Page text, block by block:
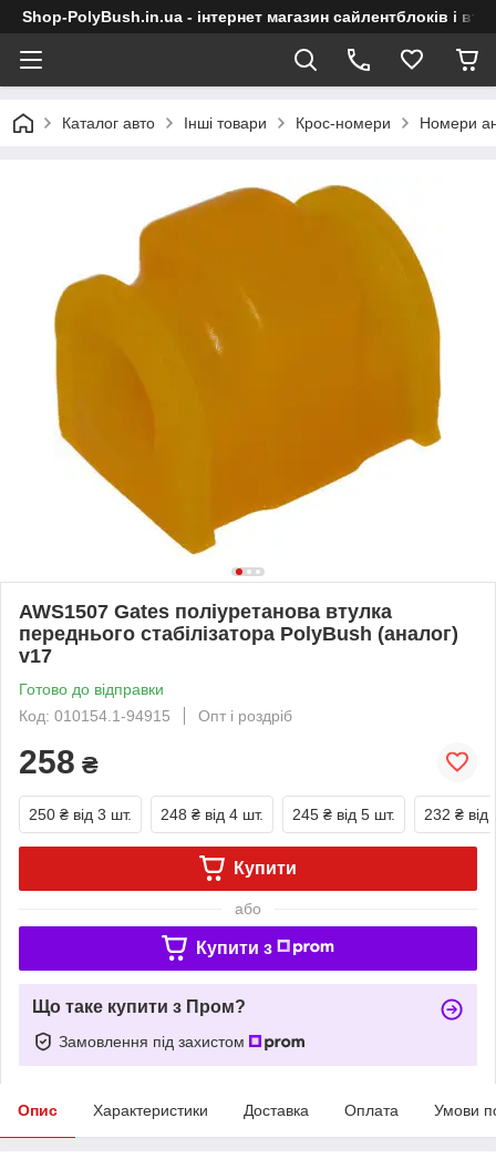
Shop-PolyBush.in.ua - інтернет магазин сайлентблоків і
Каталог авто Інші товари Крос-номери Номери
AWS1507 Gates поліуретанова втулка
переднього стабілізатора PolyBush (аналог)
v17
Готово до відправки
Код: 010154.1-94915
Опт і роздріб
258 ₴
250 ₴ від 3 шт. 248 ₴ від 4 шт. 245 ₴ від 5 шт. 232 ₴ від
Купити
або
Купити з
Що таке купити з Пром?
Замовлення під захистом
Опис Характеристики Доставка Оплата Умови